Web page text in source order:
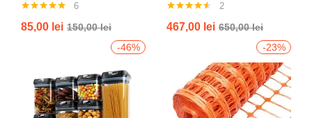
5.00din 5
6
85,00 lei 150,00lei
4.50din 5
2
467,00 lei 650,00lei
-46%
-23%